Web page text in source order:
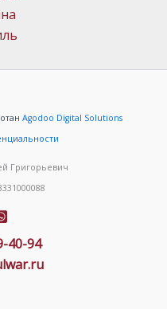
Agodoo Digital Solutions
Григорьевич
40-94